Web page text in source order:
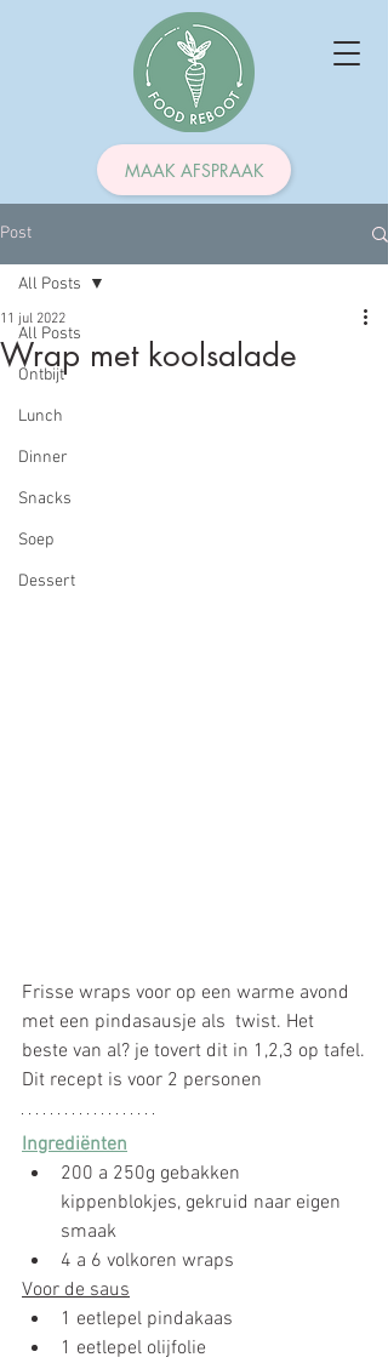
MAAK AFSPRAAK
Post
All Posts
Ontbijt
Lunch
Dinner
Snacks
Soep
Dessert
All Posts
Wrap met koolsalade
11 jul 2022
Beoordeeld met NaN uit 5 sterren.
Frisse wraps voor op een warme avond
met een pindasausje als  twist. Het
beste van al? je tovert dit in 1,2,3 op tafel.
Dit recept is voor 2 personen
Ingrediënten
200 a 250g gebakken
kippenblokjes, gekruid naar eigen
smaak
4 a 6 volkoren wraps
Voor de saus
1 eetlepel pindakaas
1 eetlepel olijfolie